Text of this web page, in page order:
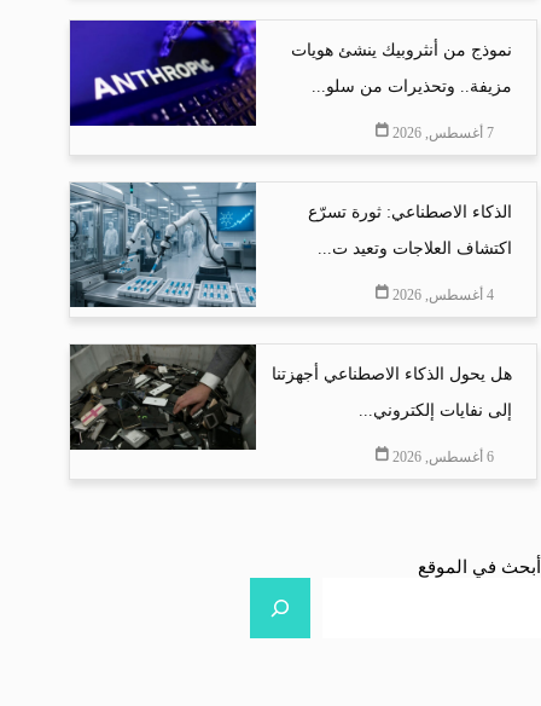
نموذج من أنثروبيك ينشئ هويات
مزيفة.. وتحذيرات من سلو...
7 أغسطس, 2026
الذكاء الاصطناعي: ثورة تسرّع
اكتشاف العلاجات وتعيد ت...
4 أغسطس, 2026
هل يحول الذكاء الاصطناعي أجهزتنا
إلى نفايات إلكتروني...
6 أغسطس, 2026
أبحث في الموقع